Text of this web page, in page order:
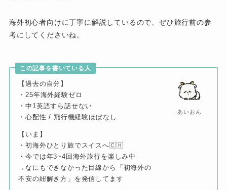
海外初心者向けに丁寧に解説しているので、ぜひ旅行前の参
考にしてくださいね。
この記事を書いている人
【過去の自分】
・25年海外経験ゼロ
・中1英語すら話せない
・心配性 / 飛行機経験ほぼなし
【いま】
・初海外ひとり旅でスイスへ🇨🇭
・今では年3~4回海外旅行を楽しみ中
→なにもできなかった目線から「初海外の
不安の紐解き方」を発信してます
あいおん